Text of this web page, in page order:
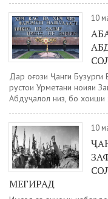
10
Дар оғози Ҷанги
рустои Урметани ноҳияи
Абдуҷалол низ, бо
10
МЕГИРАД